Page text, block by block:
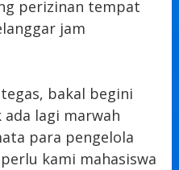
perizinan tempat
jam
bakal begini
lagi marwah
para pengelola
kami mahasiswa